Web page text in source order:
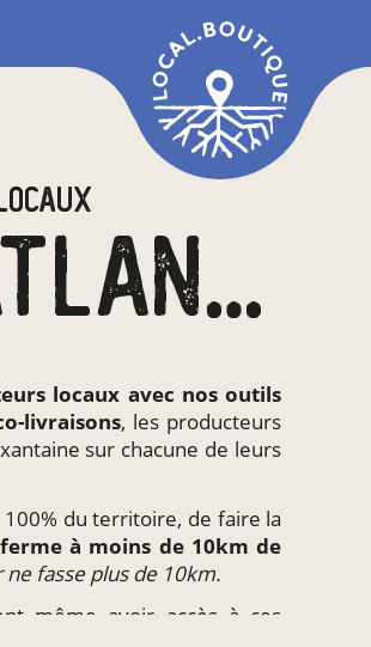
EN LOIRE-ATLANTIQUE
locaux avec nos outils
livraisons, les producteurs
sur chacune de leurs
du territoire, de faire la
à moins de 10km de
fasse plus de 10km.
même avoir accès à ces